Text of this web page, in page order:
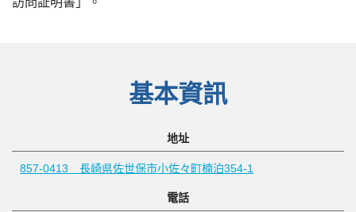
基本資訊
地址
857-0413 長崎県佐世保市小佐々町楠泊354-1
電話